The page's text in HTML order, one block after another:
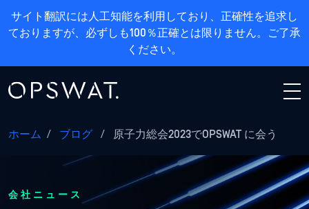
サイト翻訳には人工知能を利用しており、正確性を追求し
ておりますが、必ずしも100％正確とは限りません。ご了承
ください。
ホーム / ブログ / 原子力総会2023でOPSWAT に会う
会社ニュース